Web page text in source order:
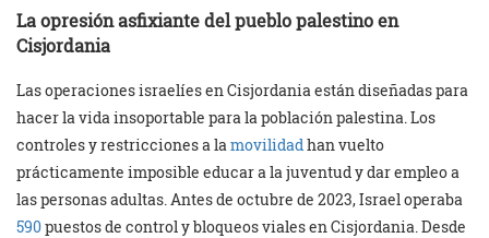
La opresión asfixiante del pueblo palestino en
Cisjordania
Las operaciones israelíes en Cisjordania están diseñadas para
hacer la vida insoportable para la población palestina. Los
controles y restricciones a lamovilidadhan vuelto
prácticamente imposible educar a la juventud y dar empleo a
las personas adultas. Antes de octubre de 2023, Israel operaba
590puestos de control y bloqueos viales en Cisjordania. Desde